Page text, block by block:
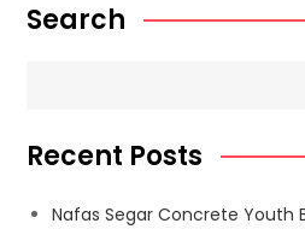
Search
Recent Posts
Nafas Segar Concrete Youth